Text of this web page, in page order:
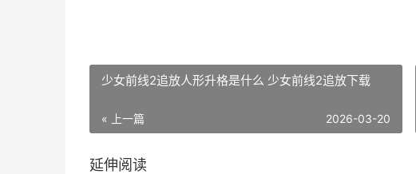
少女前线2追放人形升格是什么 少女前线2追放下载
« 上一篇 2026-03-20
延伸阅读